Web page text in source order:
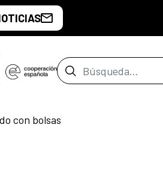
Barra de
con bolsas